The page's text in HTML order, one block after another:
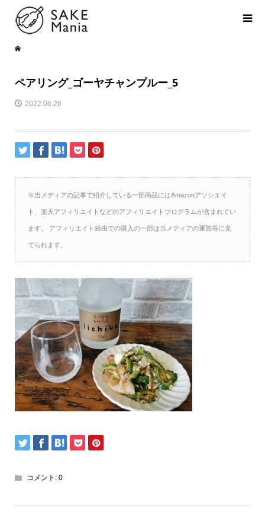
ペアリング_ゴーヤチャンプルー_5
2022.06.26
※当メディアの記事で紹介している一部商品にはAmazonアソシエイ
ト、楽天アフィリエイトなどのアフィリエイトプログラムが含まれてい
ます。 アフィリエイト経由での購入の一部は当メディアの運営等に充
てられます。
コメント: 0